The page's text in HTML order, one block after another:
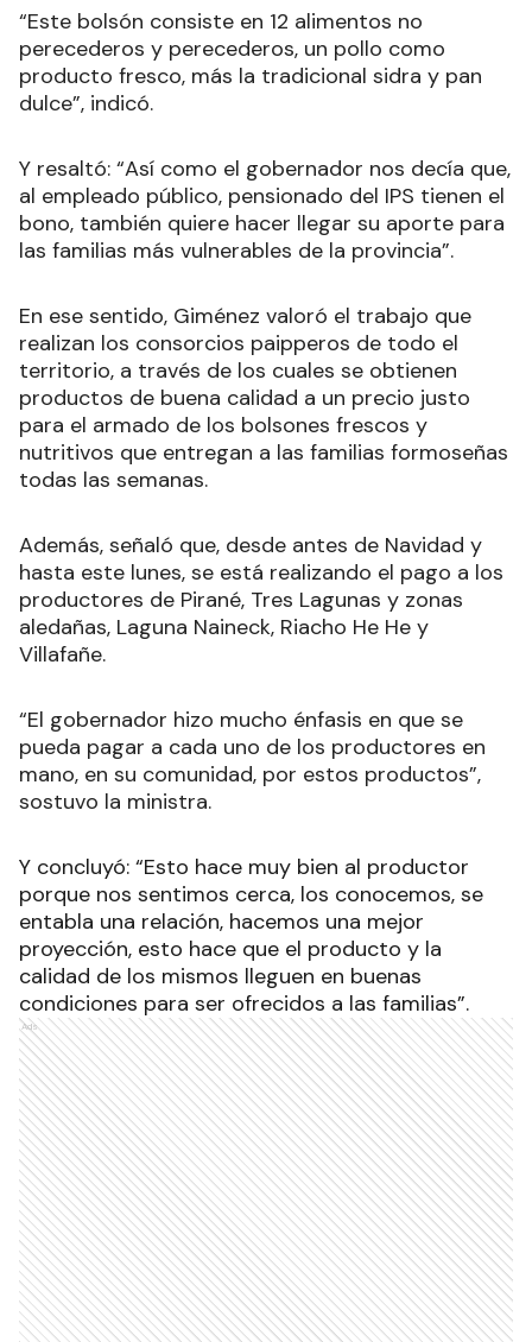
“Este bolsón consiste en 12 alimentos no
perecederos y perecederos, un pollo como
producto fresco, más la tradicional sidra y pan
dulce”, indicó.
Y resaltó: “Así como el gobernador nos decía que,
al empleado público, pensionado del IPS tienen el
bono, también quiere hacer llegar su aporte para
las familias más vulnerables de la provincia”.
En ese sentido, Giménez valoró el trabajo que
realizan los consorcios paipperos de todo el
territorio, a través de los cuales se obtienen
productos de buena calidad a un precio justo
para el armado de los bolsones frescos y
nutritivos que entregan a las familias formoseñas
todas las semanas.
Además, señaló que, desde antes de Navidad y
hasta este lunes, se está realizando el pago a los
productores de Pirané, Tres Lagunas y zonas
aledañas, Laguna Naineck, Riacho He He y
Villafañe.
“El gobernador hizo mucho énfasis en que se
pueda pagar a cada uno de los productores en
mano, en su comunidad, por estos productos”,
sostuvo la ministra.
Y concluyó: “Esto hace muy bien al productor
porque nos sentimos cerca, los conocemos, se
entabla una relación, hacemos una mejor
proyección, esto hace que el producto y la
calidad de los mismos lleguen en buenas
condiciones para ser ofrecidos a las familias”.
Ads